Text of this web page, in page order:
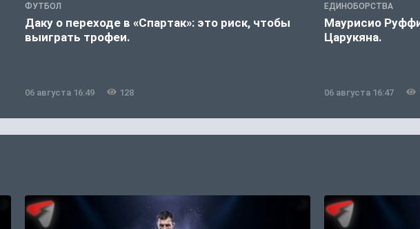
ФУТБОЛ
Даку о переходе в «Спартак»: это риск, чтобы
выиграть трофеи.
06 августа 16:49 128
ЕДИНОБОРСТВА
Маурисио
Царукяна.
06 августа 16:47